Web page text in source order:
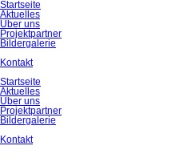
Navigation
überspringen
Startseite
Aktuelles
Über uns
Projektpartner
Bildergalerie
Kontakt
Startseite
Aktuelles
Über uns
Projektpartner
Bildergalerie
Kontakt